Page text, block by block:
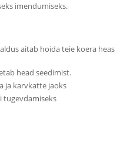
imendumiseks.
aitab hoida teie koera heas
head seedimist.
ja karvkatte jaoks